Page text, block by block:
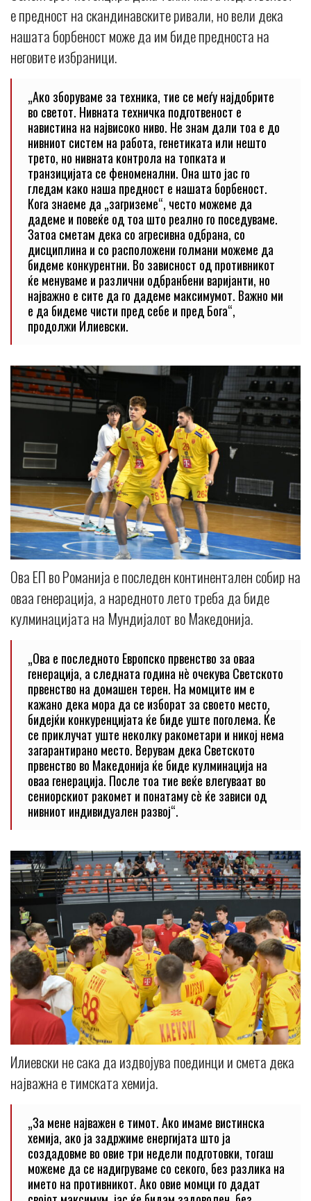
е предност на скандинавските ривали, но вели дека
нашата борбеност може да им биде предноста на
неговите избраници.
„Ако зборуваме за техника, тие се меѓу најдобрите
во светот. Нивната техничка подготвеност е
навистина на највисоко ниво. Не знам дали тоа е до
нивниот систем на работа, генетиката или нешто
трето, но нивната контрола на топката и
транзицијата се феноменални. Она што јас го
гледам како наша предност е нашата борбеност.
Кога знаеме да „загриземе“, често можеме да
дадеме и повеќе од тоа што реално го поседуваме.
Затоа сметам дека со агресивна одбрана, со
дисциплина и со расположени голмани можеме да
бидеме конкурентни. Во зависност од противникот
ќе менуваме и различни одбранбени варијанти, но
најважно е сите да го дадеме максимумот. Важно ми
е да бидеме чисти пред себе и пред Бога“,
продолжи Илиевски.
Ова ЕП во Романија е последен континентален собир на
оваа генерација, а наредното лето треба да биде
кулминацијата на Мундијалот во Македонија.
„Ова е последното Европско првенство за оваа
генерација, а следната година нè очекува Светското
првенство на домашен терен. На момците им е
кажано дека мора да се изборат за своето место,
бидејќи конкуренцијата ќе биде уште поголема. Ќе
се приклучат уште неколку ракометари и никој нема
загарантирано место. Верувам дека Светското
првенство во Македонија ќе биде кулминација на
оваа генерација. После тоа тие веќе влегуваат во
сениорскиот ракомет и понатаму сè ќе зависи од
нивниот индивидуален развој“.
Илиевски не сака да издвојува поединци и смета дека
најважна е тимската хемија.
„За мене најважен е тимот. Ако имаме вистинска
хемија, ако ја задржиме енергијата што ја
создадовме во овие три недели подготовки, тогаш
можеме да се надигруваме со секого, без разлика на
името на противникот. Ако овие момци го дадат